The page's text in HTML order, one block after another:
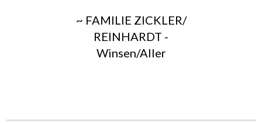
~ FAMILIE ZICKLER/
REINHARDT -
Winsen/Aller